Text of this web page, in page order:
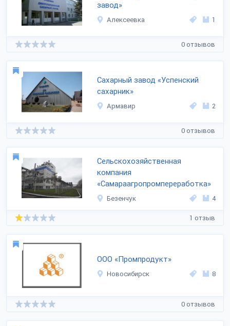
завод»
Алексеевка 1
0 отзывов
Сахарный завод «Успенский
сахарник»
Армавир 2
0 отзывов
Сельскохозяйственная
компания
«Самараагропромпереработка»
Безенчук 4
1 отзыв
ООО «Промпродукт»
Новосибирск 8
0 отзывов